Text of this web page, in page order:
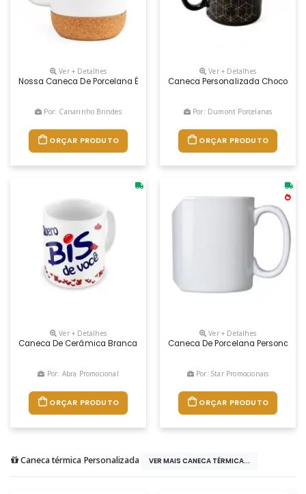
Ver + Detalhes
Nossa Caneca De Porcelana É Daquelas Que Você Não Vai Querer
Por: Canarinho Brindes
ORÇAR PRODUTO
Ver + Detalhes
Caneca Personalizada Chocolate
Por: Dumont Porcelanas
ORÇAR PRODUTO
Ver + Detalhes
Caneca De Cerâmica Branca De 320 Ml. Gravação Em Uv Cromia -
Por: Abra Promocional
ORÇAR PRODUTO
Ver + Detalhes
Caneca De Porcelana
Por: Star Promocionais
ORÇAR PRODUTO
Caneca térmica Personalizada VER MAIS CANECA TÉRMICA...